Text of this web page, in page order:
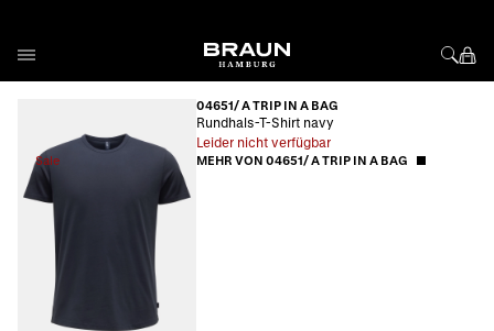
Sale
04651/ A TRIP IN A BAG
Rundhals-T-Shirt navy
Leider nicht verfügbar
MEHR VON 04651/ A TRIP IN A BAG